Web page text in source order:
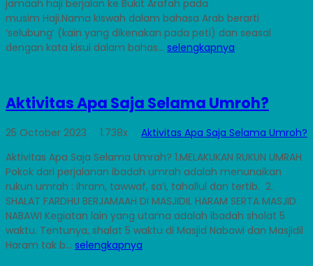
jamaah haji berjalan ke Bukit Arafah pada
musim Haji.Nama kiswah dalam bahasa Arab berarti
‘selubung’ (kain yang dikenakan pada peti) dan seasal
dengan kata kisui dalam bahas... selengkapnya
Aktivitas Apa Saja Selama Umroh?
25 October 2023 1.738x
Aktivitas Apa Saja Selama Umroh?
Aktivitas Apa Saja Selama Umrah? 1.MELAKUKAN RUKUN UMRAH
Pokok dari perjalanan ibadah umrah adalah menunaikan
rukun umrah : ihram, tawwaf, sa’i, tahallul dan tertib. 2.
SHALAT FARDHU BERJAMAAH DI MASJIDIL HARAM SERTA MASJID
NABAWI Kegiatan lain yang utama adalah ibadah sholat 5
waktu. Tentunya, shalat 5 waktu di Masjid Nabawi dan Masjidil
Haram tak b... selengkapnya